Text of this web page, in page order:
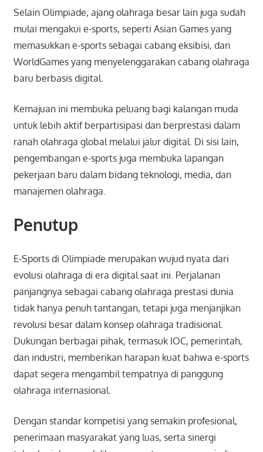
Selain Olimpiade, ajang olahraga besar lain juga sudah
mulai mengakui e-sports, seperti Asian Games yang
memasukkan e-sports sebagai cabang eksibisi, dan
WorldGames yang menyelenggarakan cabang olahraga
baru berbasis digital.
Kemajuan ini membuka peluang bagi kalangan muda
untuk lebih aktif berpartisipasi dan berprestasi dalam
ranah olahraga global melalui jalur digital. Di sisi lain,
pengembangan e-sports juga membuka lapangan
pekerjaan baru dalam bidang teknologi, media, dan
manajemen olahraga.
Penutup
E-Sports di Olimpiade merupakan wujud nyata dari
evolusi olahraga di era digital saat ini. Perjalanan
panjangnya sebagai cabang olahraga prestasi dunia
tidak hanya penuh tantangan, tetapi juga menjanjikan
revolusi besar dalam konsep olahraga tradisional.
Dukungan berbagai pihak, termasuk IOC, pemerintah,
dan industri, memberikan harapan kuat bahwa e-sports
dapat segera mengambil tempatnya di panggung
olahraga internasional.
Dengan standar kompetisi yang semakin profesional,
penerimaan masyarakat yang luas, serta sinergi